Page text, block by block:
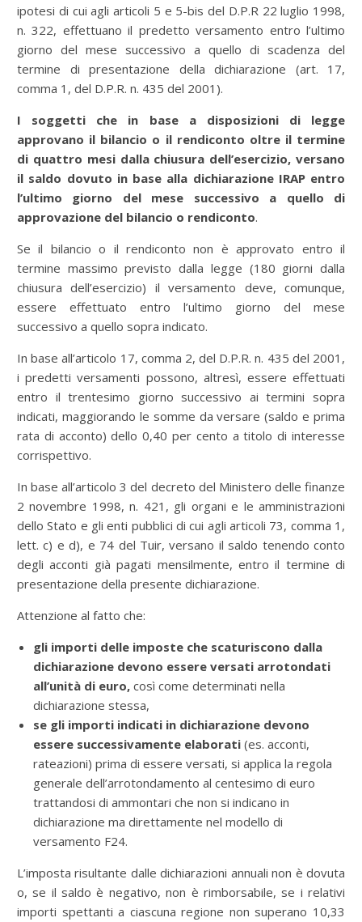
ipotesi di cui agli articoli 5 e 5-bis del D.P.R 22 luglio 1998,
n. 322, effettuano il predetto versamento entro l’ultimo
giorno del mese successivo a quello di scadenza del
termine di presentazione della dichiarazione (art. 17,
comma 1, del D.P.R. n. 435 del 2001).
I soggetti che in base a disposizioni di legge
approvano il bilancio o il rendiconto oltre il termine
di quattro mesi dalla chiusura dell’esercizio, versano
il saldo dovuto in base alla dichiarazione IRAP entro
l’ultimo giorno del mese successivo a quello di
approvazione del bilancio o rendiconto.
Se il bilancio o il rendiconto non è approvato entro il
termine massimo previsto dalla legge (180 giorni dalla
chiusura dell’esercizio) il versamento deve, comunque,
essere effettuato entro l’ultimo giorno del mese
successivo a quello sopra indicato.
In base all’articolo 17, comma 2, del D.P.R. n. 435 del 2001,
i predetti versamenti possono, altresì, essere effettuati
entro il trentesimo giorno successivo ai termini sopra
indicati, maggiorando le somme da versare (saldo e prima
rata di acconto) dello 0,40 per cento a titolo di interesse
corrispettivo.
In base all’articolo 3 del decreto del Ministero delle finanze
2 novembre 1998, n. 421, gli organi e le amministrazioni
dello Stato e gli enti pubblici di cui agli articoli 73, comma 1,
lett. c) e d), e 74 del Tuir, versano il saldo tenendo conto
degli acconti già pagati mensilmente, entro il termine di
presentazione della presente dichiarazione.
Attenzione al fatto che:
gli importi delle imposte che scaturiscono dalla
dichiarazione devono essere versati arrotondati
all’unità di euro, così come determinati nella
dichiarazione stessa,
se gli importi indicati in dichiarazione devono
essere successivamente elaborati (es. acconti,
rateazioni) prima di essere versati, si applica la regola
generale dell’arrotondamento al centesimo di euro
trattandosi di ammontari che non si indicano in
dichiarazione ma direttamente nel modello di
versamento F24.
L’imposta risultante dalle dichiarazioni annuali non è dovuta
o, se il saldo è negativo, non è rimborsabile, se i relativi
importi spettanti a ciascuna regione non superano 10,33